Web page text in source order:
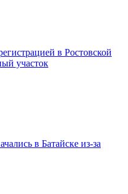
в Ростовской
участок
в Батайске из-за